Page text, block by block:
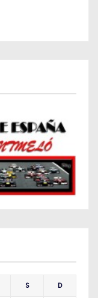
S D